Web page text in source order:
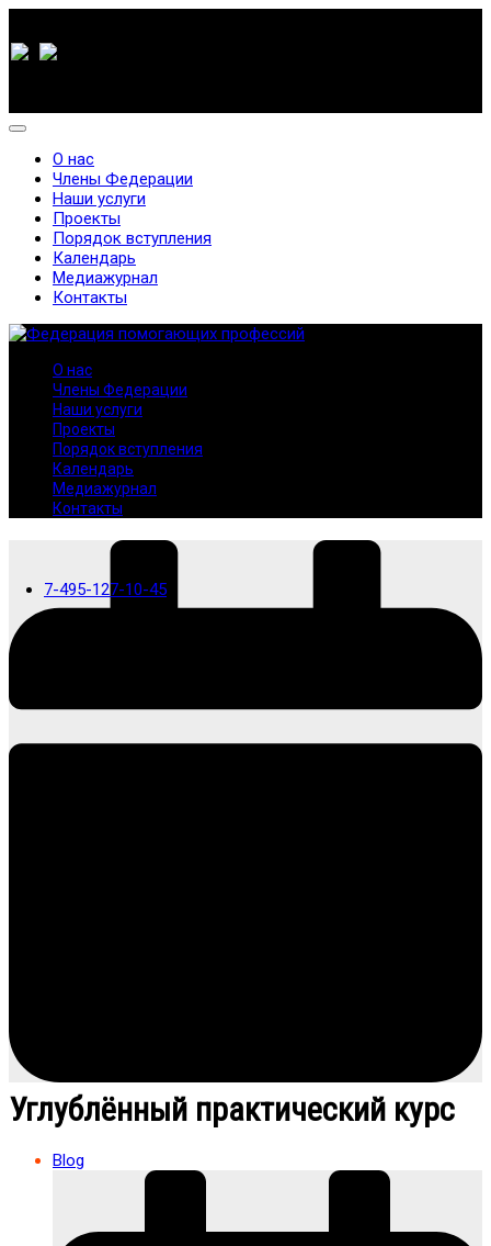
7-495-127-10-45
О нас
Члены Федерации
Наши услуги
Проекты
Порядок вступления
Календарь
Медиажурнал
Контакты
О нас
Члены Федерации
Наши услуги
Проекты
Порядок вступления
Календарь
Медиажурнал
Контакты
Углублённый практический курс
Blog